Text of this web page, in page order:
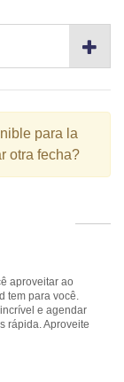
para la
otra fecha?
aproveitar ao
tem para você.
e agendar
rápida. Aproveite